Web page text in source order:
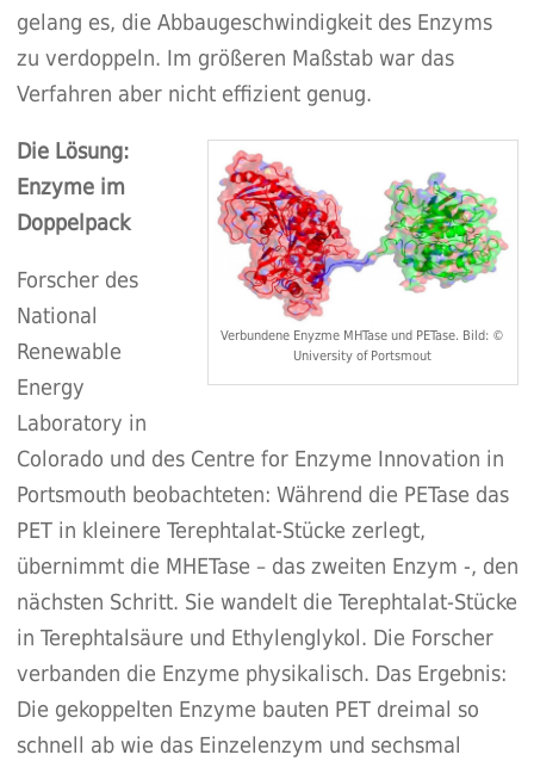
gelang es, die Abbaugeschwindigkeit des Enzyms
zu verdoppeln. Im größeren Maßstab war das
Verfahren aber nicht effizient genug.
Verbundene Enyzme MHTase und PETase. Bild: ©
University of Portsmout
Die Lösung:
Enzyme im
Doppelpack
Forscher des
National
Renewable
Energy
Laboratory in
Colorado und des Centre for Enzyme Innovation in
Portsmouth beobachteten: Während die PETase das
PET in kleinere Terephtalat-Stücke zerlegt,
übernimmt die MHETase – das zweiten Enzym -, den
nächsten Schritt. Sie wandelt die Terephtalat-Stücke
in Terephtalsäure und Ethylenglykol. Die Forscher
verbanden die Enzyme physikalisch. Das Ergebnis:
Die gekoppelten Enzyme bauten PET dreimal so
schnell ab wie das Einzelenzym und sechsmal